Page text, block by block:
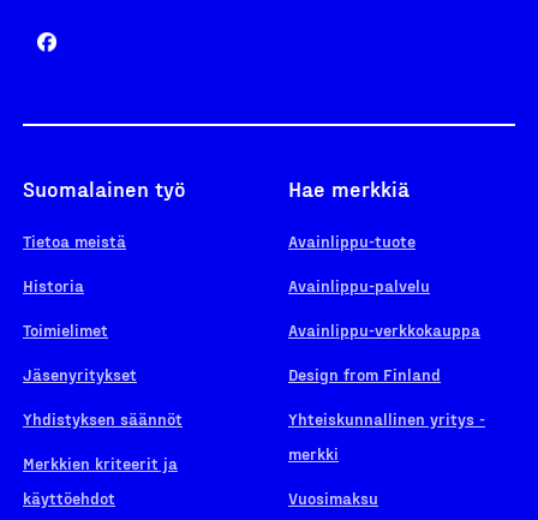
Suomalainen työ
Tietoa meistä
Historia
Toimielimet
Jäsenyritykset
Yhdistyksen säännöt
Merkkien kriteerit ja
käyttöehdot
Hae merkkiä
Avainlippu-tuote
Avainlippu-palvelu
Avainlippu-verkkokauppa
Design from Finland
Yhteiskunnallinen yritys -
merkki
Vuosimaksu